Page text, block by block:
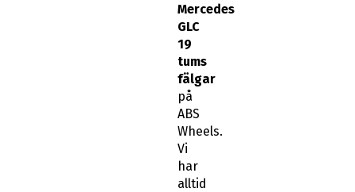
Mercedes
GLC
19
tums
fälgar
på
ABS
Wheels.
Vi
har
alltid